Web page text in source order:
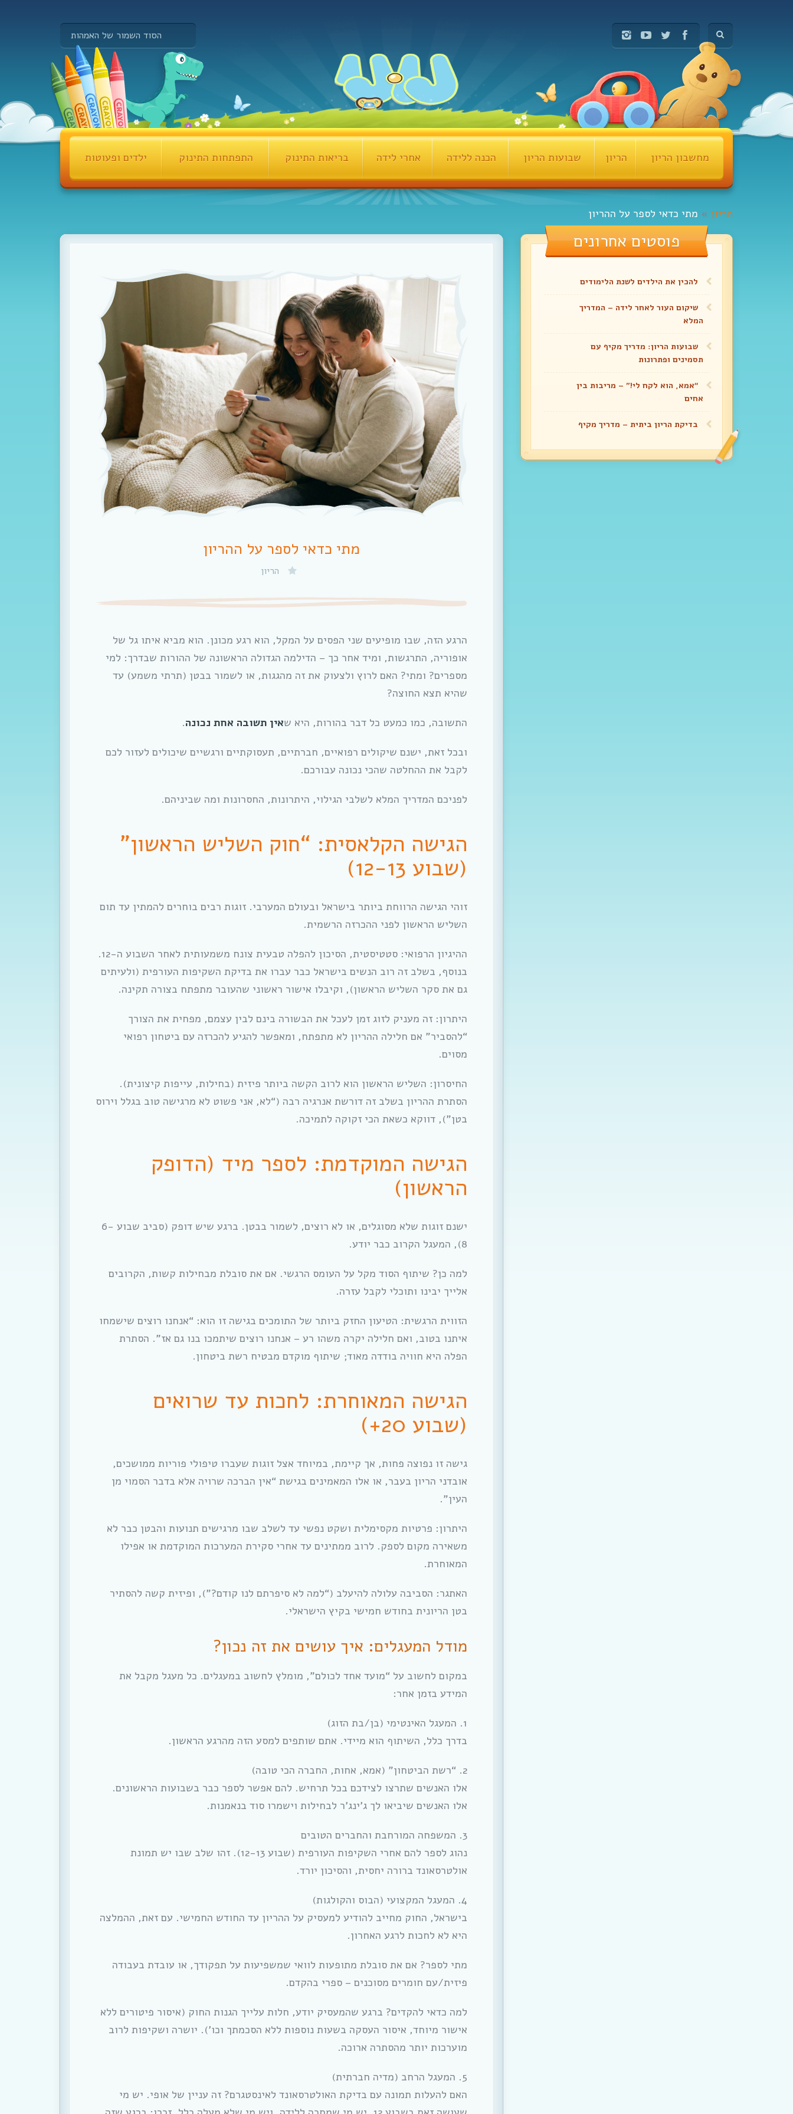
הסוד השמור של האמהות
מחשבון הריון הריון שבועות הריון הכנה ללידה אחרי לידה בריאות התינוק התפתחות התינוק ילדים ופעוטות
הריון » מתי כדאי לספר על ההריון
מתי כדאי לספר על ההריון
הריון
הרגע הזה, שבו מופיעים שני הפסים על המקל, הוא רגע מכונן. הוא מביא איתו גל של
אופוריה, התרגשות, ומיד אחר כך – הדילמה הגדולה הראשונה של ההורות שבדרך: למי
מספרים? ומתי? האם לרוץ ולצעוק את זה מהגגות, או לשמור בבטן (תרתי משמע) עד
שהיא תצא החוצה?
התשובה, כמו כמעט כל דבר בהורות, היא שאין תשובה אחת נכונה.
ובכל זאת, ישנם שיקולים רפואיים, חברתיים, תעסוקתיים ורגשיים שיכולים לעזור לכם
לקבל את ההחלטה שהכי נכונה עבורכם.
לפניכם המדריך המלא לשלבי הגילוי, היתרונות, החסרונות ומה שביניהם.
הגישה הקלאסית: “חוק השליש הראשון”
(שבוע 12-13)
זוהי הגישה הרווחת ביותר בישראל ובעולם המערבי. זוגות רבים בוחרים להמתין עד תום
השליש הראשון לפני ההכרזה הרשמית.
ההיגיון הרפואי: סטטיסטית, הסיכון להפלה טבעית צונח משמעותית לאחר השבוע ה-12.
בנוסף, בשלב זה רוב הנשים בישראל כבר עברו את בדיקת השקיפות העורפית (ולעיתים
גם את סקר השליש הראשון), וקיבלו אישור ראשוני שהעובר מתפתח בצורה תקינה.
היתרון: זה מעניק לזוג זמן לעכל את הבשורה בינם לבין עצמם, מפחית את הצורך
“להסביר” אם חלילה ההריון לא מתפתח, ומאפשר להגיע להכרזה עם ביטחון רפואי
מסוים.
החיסרון: השליש הראשון הוא לרוב הקשה ביותר פיזית (בחילות, עייפות קיצונית).
הסתרת ההריון בשלב זה דורשת אנרגיה רבה (“לא, אני פשוט לא מרגישה טוב בגלל וירוס
בטן”), דווקא כשאת הכי זקוקה לתמיכה.
הגישה המוקדמת: לספר מיד (הדופק
הראשון)
ישנם זוגות שלא מסוגלים, או לא רוצים, לשמור בבטן. ברגע שיש דופק (סביב שבוע 6-
8), המעגל הקרוב כבר יודע.
למה כן? שיתוף הסוד מקל על העומס הרגשי. אם את סובלת מבחילות קשות, הקרובים
אלייך יבינו ותוכלי לקבל עזרה.
הזווית הרגשית: הטיעון החזק ביותר של התומכים בגישה זו הוא: “אנחנו רוצים שישמחו
איתנו בטוב, ואם חלילה יקרה משהו רע – אנחנו רוצים שיתמכו בנו גם אז”. הסתרת
הפלה היא חוויה בודדה מאוד; שיתוף מוקדם מבטיח רשת ביטחון.
הגישה המאוחרת: לחכות עד שרואים
(שבוע 20+)
גישה זו נפוצה פחות, אך קיימת, במיוחד אצל זוגות שעברו טיפולי פוריות ממושכים,
אובדני הריון בעבר, או אלו המאמינים בגישת “אין הברכה שרויה אלא בדבר הסמוי מן
העין”.
היתרון: פרטיות מקסימלית ושקט נפשי עד לשלב שבו מרגישים תנועות והבטן כבר לא
משאירה מקום לספק. לרוב ממתינים עד אחרי סקירת המערכות המוקדמת או אפילו
המאוחרת.
האתגר: הסביבה עלולה להיעלב (“למה לא סיפרתם לנו קודם?”), ופיזית קשה להסתיר
בטן הריונית בחודש חמישי בקיץ הישראלי.
מודל המעגלים: איך עושים את זה נכון?
במקום לחשוב על “מועד אחד לכולם”, מומלץ לחשוב במעגלים. כל מעגל מקבל את
המידע בזמן אחר:
1. המעגל האינטימי (בן/בת הזוג)
בדרך כלל, השיתוף הוא מיידי. אתם שותפים למסע הזה מהרגע הראשון.
2. “רשת הביטחון” (אמא, אחות, החברה הכי טובה)
אלו האנשים שתרצו לצידכם בכל תרחיש. להם אפשר לספר כבר בשבועות הראשונים.
אלו האנשים שיביאו לך ג’ינג’ר לבחילות וישמרו סוד בנאמנות.
3. המשפחה המורחבת והחברים הטובים
נהוג לספר להם אחרי השקיפות העורפית (שבוע 12-13). זהו שלב שבו יש תמונת
אולטרסאונד ברורה יחסית, והסיכון יורד.
4. המעגל המקצועי (הבוס והקולגות)
בישראל, החוק מחייב להודיע למעסיק על ההריון עד החודש החמישי. עם זאת, ההמלצה
היא לא לחכות לרגע האחרון.
מתי לספר? אם את סובלת מתופעות לוואי שמשפיעות על תפקודך, או עובדת בעבודה
פיזית/עם חומרים מסוכנים – ספרי בהקדם.
למה כדאי להקדים? ברגע שהמעסיק יודע, חלות עלייך הגנות החוק (איסור פיטורים ללא
אישור מיוחד, איסור העסקה בשעות נוספות ללא הסכמתך וכו’). יושרה ושקיפות לרוב
מוערכות יותר מהסתרה ארוכה.
5. המעגל הרחב (מדיה חברתית)
האם להעלות תמונה עם בדיקת האולטרסאונד לאינסטגרם? זה עניין של אופי. יש מי
פוסטים אחרונים
להכין את הילדים לשנת הלימודים
שיקום העור לאחר לידה – המדריך
המלא
שבועות הריון: מדריך מקיף עם
תסמינים ופתרונות
“אמא, הוא לקח לי!” – מריבות בין
אחים
בדיקת הריון ביתית – מדריך מקיף